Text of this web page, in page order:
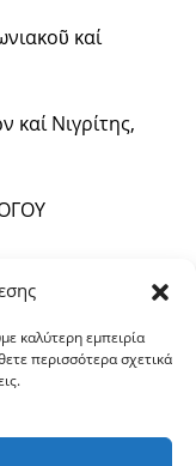
καλύτερη εμπειρία
περισσότερα σχετικά
καί
Νιγρίτης,